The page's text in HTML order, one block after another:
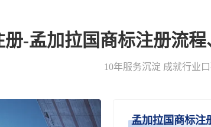
-孟加拉国商标注册流
10年服务沉淀 成就行业
孟加拉国商标注